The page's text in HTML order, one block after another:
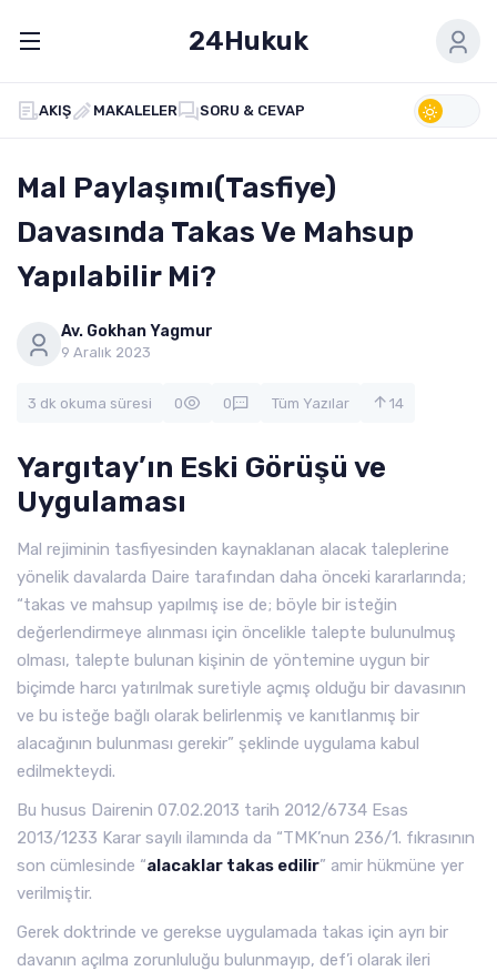
24Hukuk
AKIŞ MAKALELER SORU & CEVAP
Mal Paylaşımı(Tasfiye)
Davasında Takas Ve Mahsup
Yapılabilir Mi?
Av. Gokhan Yagmur
9 Aralık 2023
3 dk okuma süresi 0 0 Tüm Yazılar 14
Yargıtay’ın Eski Görüşü ve
Uygulaması
Mal rejiminin tasfiyesinden kaynaklanan alacak taleplerine
yönelik davalarda Daire tarafından daha önceki kararlarında;
“takas ve mahsup yapılmış ise de; böyle bir isteğin
değerlendirmeye alınması için öncelikle talepte bulunulmuş
olması, talepte bulunan kişinin de yöntemine uygun bir
biçimde harcı yatırılmak suretiyle açmış olduğu bir davasının
ve bu isteğe bağlı olarak belirlenmiş ve kanıtlanmış bir
alacağının bulunması gerekir” şeklinde uygulama kabul
edilmekteydi.
Bu husus Dairenin 07.02.2013 tarih 2012/6734 Esas
2013/1233 Karar sayılı ilamında da “TMK’nun 236/1. fıkrasının
son cümlesinde “alacaklar takas edilir” amir hükmüne yer
verilmiştir.
Gerek doktrinde ve gerekse uygulamada takas için ayrı bir
davanın açılma zorunluluğu bulunmayıp, def’i olarak ileri